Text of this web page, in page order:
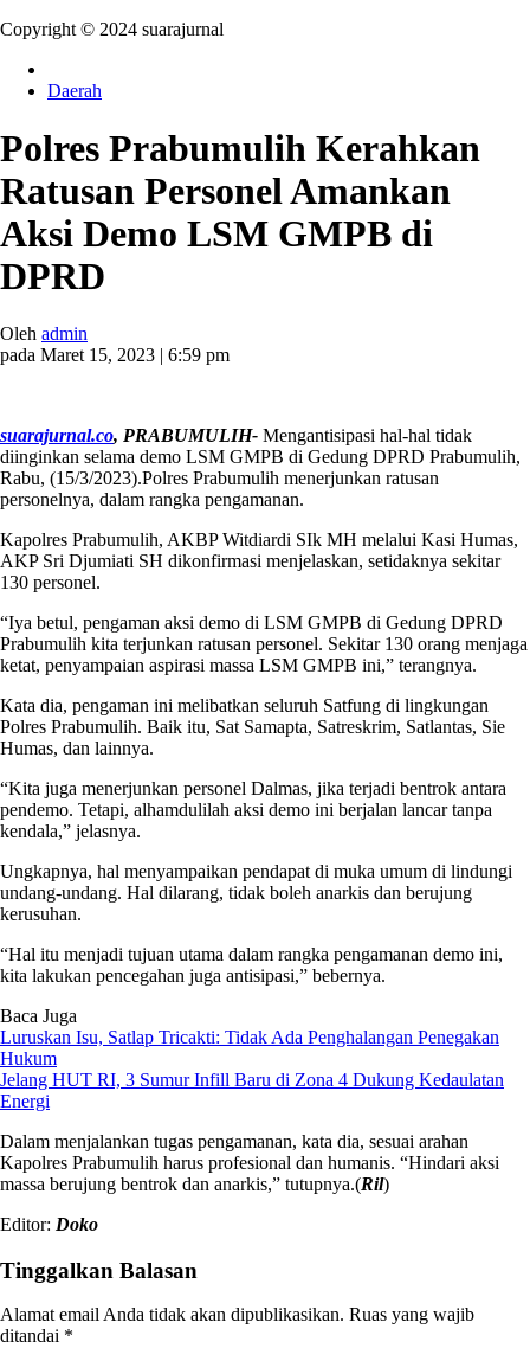
Copyright © 2024 suarajurnal
Daerah
Polres Prabumulih Kerahkan
Ratusan Personel Amankan
Aksi Demo LSM GMPB di
DPRD
Oleh admin
pada Maret 15, 2023 | 6:59 pm
suarajurnal.co, PRABUMULIH- Mengantisipasi hal-hal tidak
diinginkan selama demo LSM GMPB di Gedung DPRD Prabumulih,
Rabu, (15/3/2023).Polres Prabumulih menerjunkan ratusan
personelnya, dalam rangka pengamanan.
Kapolres Prabumulih, AKBP Witdiardi SIk MH melalui Kasi Humas,
AKP Sri Djumiati SH dikonfirmasi menjelaskan, setidaknya sekitar
130 personel.
“Iya betul, pengaman aksi demo di LSM GMPB di Gedung DPRD
Prabumulih kita terjunkan ratusan personel. Sekitar 130 orang menjaga
ketat, penyampaian aspirasi massa LSM GMPB ini,” terangnya.
Kata dia, pengaman ini melibatkan seluruh Satfung di lingkungan
Polres Prabumulih. Baik itu, Sat Samapta, Satreskrim, Satlantas, Sie
Humas, dan lainnya.
“Kita juga menerjunkan personel Dalmas, jika terjadi bentrok antara
pendemo. Tetapi, alhamdulilah aksi demo ini berjalan lancar tanpa
kendala,” jelasnya.
Ungkapnya, hal menyampaikan pendapat di muka umum di lindungi
undang-undang. Hal dilarang, tidak boleh anarkis dan berujung
kerusuhan.
“Hal itu menjadi tujuan utama dalam rangka pengamanan demo ini,
kita lakukan pencegahan juga antisipasi,” bebernya.
Baca Juga
Luruskan Isu, Satlap Tricakti: Tidak Ada Penghalangan Penegakan
Hukum
Jelang HUT RI, 3 Sumur Infill Baru di Zona 4 Dukung Kedaulatan
Energi
Dalam menjalankan tugas pengamanan, kata dia, sesuai arahan
Kapolres Prabumulih harus profesional dan humanis. “Hindari aksi
massa berujung bentrok dan anarkis,” tutupnya.(Ril)
Editor: Doko
Tinggalkan Balasan
Alamat email Anda tidak akan dipublikasikan. Ruas yang wajib
ditandai *